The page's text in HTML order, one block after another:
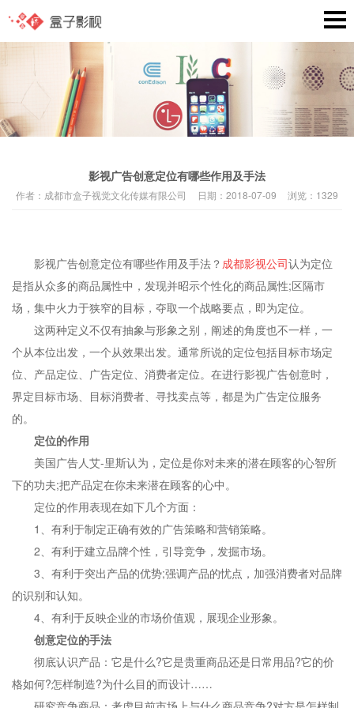
影视广告创意定位有哪些作用及手法
作者： 成都市盒子视觉文化传媒有限公司 日期： 2018-07-09 浏览： 1329
影视广告创意定位有哪些作用及手法？ 成都影视公司认为定位
是指从众多的商品属性中，发现并昭示个性化的商品属性;区隔市
场，集中火力于狭窄的目标，夺取一个战略要点，即为定位。
这两种定义不仅有抽象与形象之别，阐述的角度也不一样，一
个从本位出发，一个从效果出发。通常所说的定位包括目标市场定
位、产品定位、广告定位、消费者定位。在进行影视广告创意时，
界定目标市场、目标消费者、寻找卖点等，都是为广告定位服务
的。
定位的作用
美国广告人艾-里斯认为，定位是你对未来的潜在顾客的心智所
下的功夫;把产品定在你未来潜在顾客的心中。
定位的作用表现在如下几个方面：
1、有利于制定正确有效的广告策略和营销策略。
2、有利于建立品牌个性，引导竞争，发掘市场。
3、有利于突出产品的优势;强调产品的忧点，加强消费者对品牌
的识别和认知。
4、有利于反映企业的市场价值观，展现企业形象。
创意定位的手法
彻底认识产品：它是什么?它是贵重商品还是日常用品?它的价
格如何?怎样制造?为什么目的而设计……